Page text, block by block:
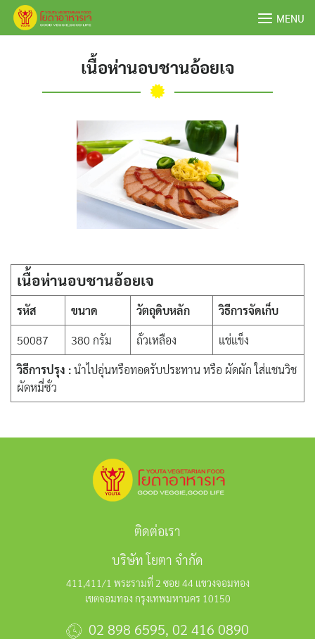
Skip
MENU
เนื้อห่านอบชานอ้อยเจ
เนื้อห่านอบชานอ้อยเจ
รหัส ขนาด วัตถุดิบหลัก
วิธีการจัดเก็บ
50087
380 กรัม ถั่วเหลือง
แช่แข็ง
วิธีการปรุง :นำไปอุ่นหรือทอดรับประทาน หรือ ผัดผัก ใส่แชนวิช
ผัดหมี่ซั่ว
ติดต่อเรา
บริษัท โยตา จำกัด
411,411/1 พระรามที่ 2 ซอย 44 แขวงจอมทอง
เขตจอมทอง กรุงเทพมหานคร 10150
02 898 6595, 02 416 0890